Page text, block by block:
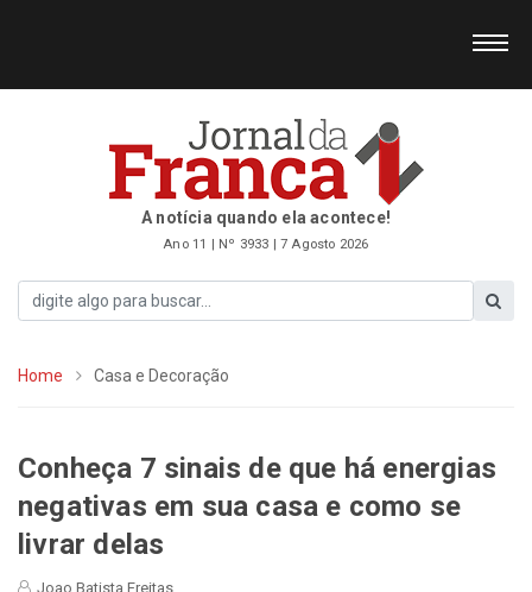
A notícia quando ela acontece!
Ano 11 | Nº 3933 | 7 Agosto 2026
Home Casa e Decoração
Conheça 7 sinais de que há energias
negativas em sua casa e como se
livrar delas
Joao Batista Freitas